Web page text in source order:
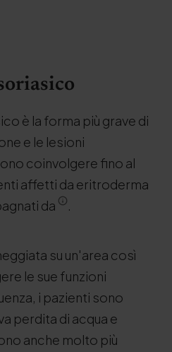
è la forma più grave di
e le lesioni
coinvolgere fino al
affetti da eritroderma
da
.
su un'area così
le sue funzioni
i pazienti sono
perdita di acqua e
anche molto più